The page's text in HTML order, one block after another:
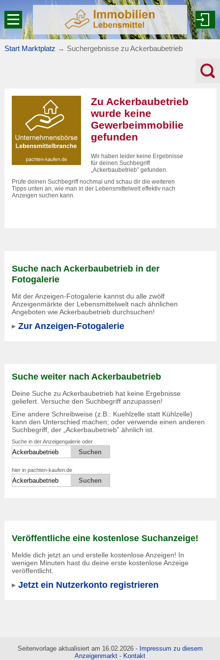
Start Marktplatz → Suchergebnisse zuAckerbaubetrieb
Zu Ackerbaubetrieb
wurde keine
Gewerbeimmobilie
gefunden
Wir haben leider keine Ergebnisse
für deinen Suchbegriff
„Ackerbaubetrieb” gefunden.
Prüfe deinen Suchbegriff nochmal und schau dir die weiteren
Tipps unten an, wie man in der Lebensmittelwelt effektiv nach
Anzeigen suchen kann.
Suche nach Ackerbaubetrieb in der
Fotogalerie
Mit der Anzeigen-Fotogalerie kannst du alle zwölf
Anzeigenmärkte der Lebensmittelwelt nach ähnlichen
Angeboten wie Ackerbaubetrieb durchsuchen!
Zur Anzeigen-Fotogalerie
Suche weiter nach Ackerbaubetrieb
Deine Suche zu Ackerbaubetrieb hat keine Ergebnisse
geliefert. Versuche den Suchbegriff anzupassen!
Eine andere Schreibweise (z.B.: Kuehlzelle statt Kühlzelle)
kann den Unterschied machen; oder verwende einen anderen
Suchbegriff, der „ Ackerbaubetrieb” ähnlich ist.
Suche in der Anzeigengalerie oder
hier in pachten-kaufen.de
Veröffentliche eine kostenlose Suchanzeige!
Melde dich jetzt an und erstelle kostenlose Anzeigen! In
wenigen Minuten hast du deine erste kostenlose Anzeige
veröffentlicht.
Jetzt ein Nutzerkonto registrieren
Seitenvorlage aktualisiert am 16.02.2026 - Impressum zu diesem
Anzeigenmarkt - Kontakt